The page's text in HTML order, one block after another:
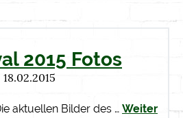
2015 Fotos
18.02.2015
aktuellen Bilder des … Weiter